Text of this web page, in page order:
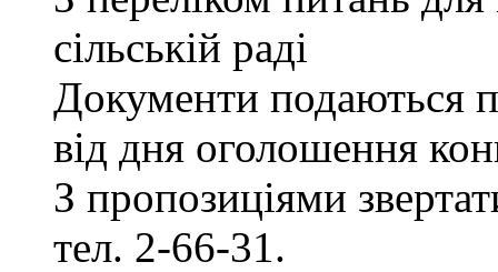
сільській раді
Документи подаються
від дня оголошення
З пропозиціями
тел. 2-66-31.